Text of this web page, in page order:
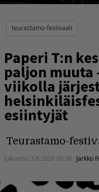
teurastamo-festivaali
Paperi T:n
paljon muuta
viikolla
esiintyjät
Teurastamo-
Julkaistu: 3.6.2026 09:30 Jarkko